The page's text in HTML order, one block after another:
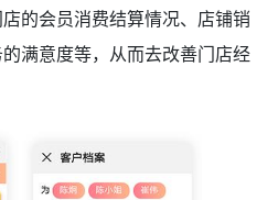
的会员消费结算情况、店铺销
满意度等，从而去改善门店经